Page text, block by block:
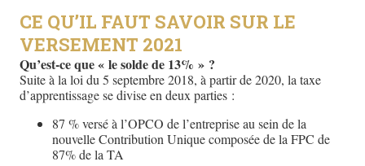
CE QU’IL FAUT SAVOIR SUR LE
VERSEMENT 2021
Qu’est-ce que « le solde de 13% » ?
Suite à la loi du 5 septembre 2018, à partir de 2020, la taxe
d’apprentissage se divise en deux parties :
87 % versé à l’OPCO de l’entreprise au sein de la
nouvelle Contribution Unique composée de la FPC de
87% de la TA